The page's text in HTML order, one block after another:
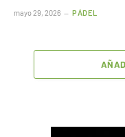
mayo 29, 2026 PÁDEL